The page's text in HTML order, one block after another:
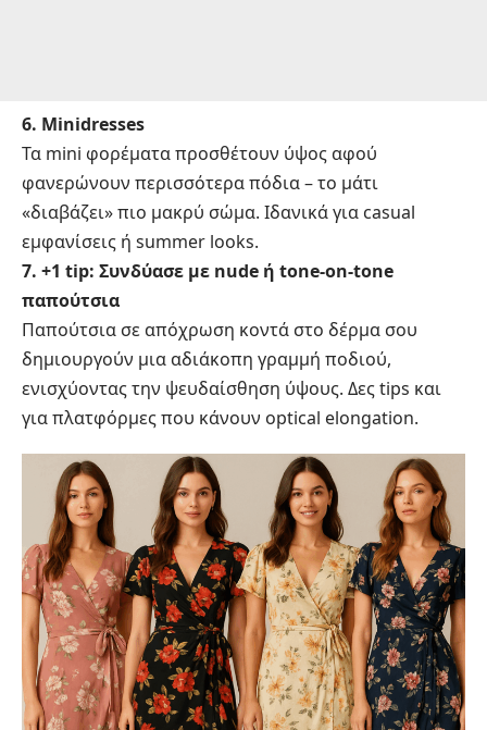
6. Minidresses
Τα mini φορέματα προσθέτουν ύψος αφού
φανερώνουν περισσότερα πόδια – το μάτι
«διαβάζει» πιο μακρύ σώμα. Ιδανικά για casual
εμφανίσεις ή summer looks.
7. +1 tip: Συνδύασε με nude ή tone‑on‑tone
παπούτσια
Παπούτσια σε απόχρωση κοντά στο δέρμα σου
δημιουργούν μια αδιάκοπη γραμμή ποδιού,
ενισχύοντας την ψευδαίσθηση ύψους. Δες tips και
για πλατφόρμες που κάνουν optical elongation.